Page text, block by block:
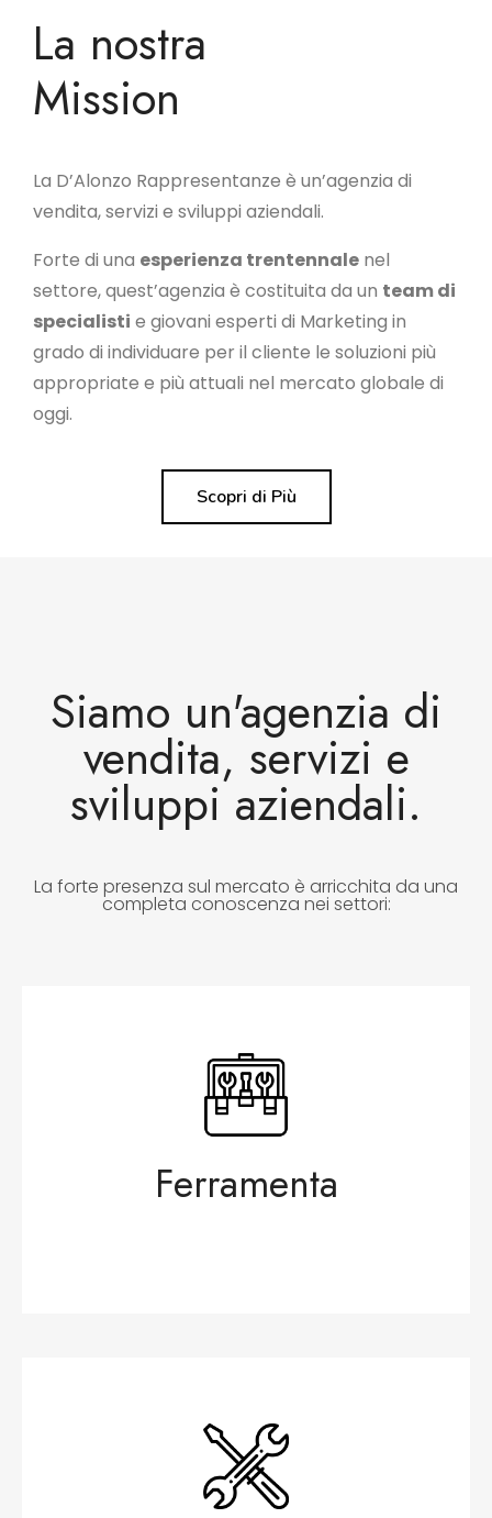
La nostra
Mission
La D’Alonzo Rappresentanze è un’agenzia di
vendita, servizi e sviluppi aziendali.
Forte di una esperienza trentennale nel
settore, quest’agenzia è costituita da un team di
specialisti e giovani esperti di Marketing in
grado di individuare per il cliente le soluzioni più
appropriate e più attuali nel mercato globale di
oggi.
Scopri di Più
Siamo un'agenzia di
vendita, servizi e
sviluppi aziendali.
La forte presenza sul mercato è arricchita da una
completa conoscenza nei settori:
Ferramenta